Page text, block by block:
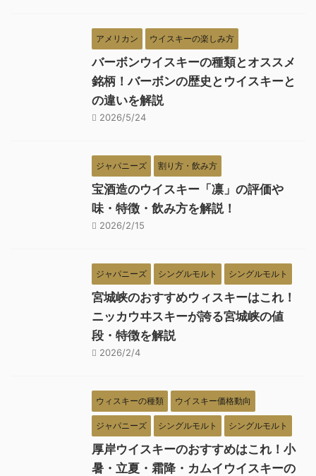
アメリカン ウイスキーの楽しみ方
バーボンウイスキーの種類とオススメ
銘柄！バーボンの歴史とウイスキーと
の違いを解説
2026/5/24
ジャパニーズ 割り方・飲み方
宝酒造のウイスキー「凛」の評価や
味・特徴・飲み方を解説！
2026/2/15
ジャパニーズ シングルモルト シングルモルト
宮城峡のおすすめウィスキーはこれ！
ニッカウヰスキーが誇る宮城峡の値
段・特徴を解説
2026/2/4
ウィスキーの種類 ウイスキー価格動向
ジャパニーズ シングルモルト シングルモルト
厚岸ウイスキーのおすすめはこれ！小
暑・立夏・霜降・カムイウイスキーの